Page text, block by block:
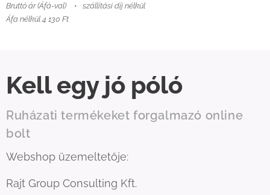
Bruttó ár (Áfá-val)
szállítási díj nélkül
Áfa nélkül 4 130 Ft
Kell egy jó póló
Ruházati termékeket forgalmazó online
bolt
Webshop üzemeltetője:
Rajt Group Consulting Kft.